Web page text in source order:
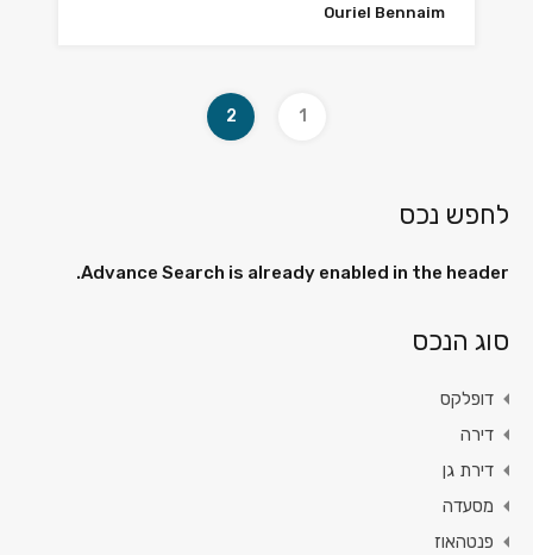
Ouriel Bennaim
1
2
לחפש נכס
Advance Search is already enabled in the header.
סוג הנכס
דופלקס
דירה
דירת גן
מסעדה
פנטהאוז